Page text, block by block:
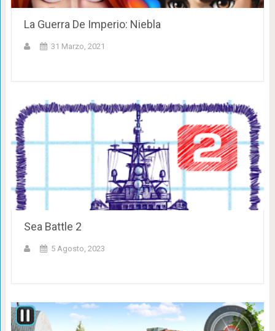
La Guerra De Imperio: Niebla
31 Marzo, 2021
Sea Battle 2
5 Agosto, 2023